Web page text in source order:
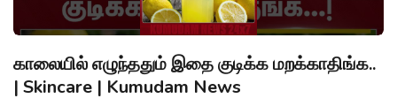
காலையில் எழுந்ததும் இதை குடிக்க மறக்காதிங்க..
| Skincare | Kumudam News